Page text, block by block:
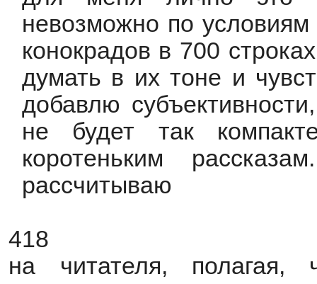
невозможно по условиям
конокрадов в 700
думать в их тоне и
добавлю
не будет так
коротеньким
рассчитываю
418
на читателя, полагая,